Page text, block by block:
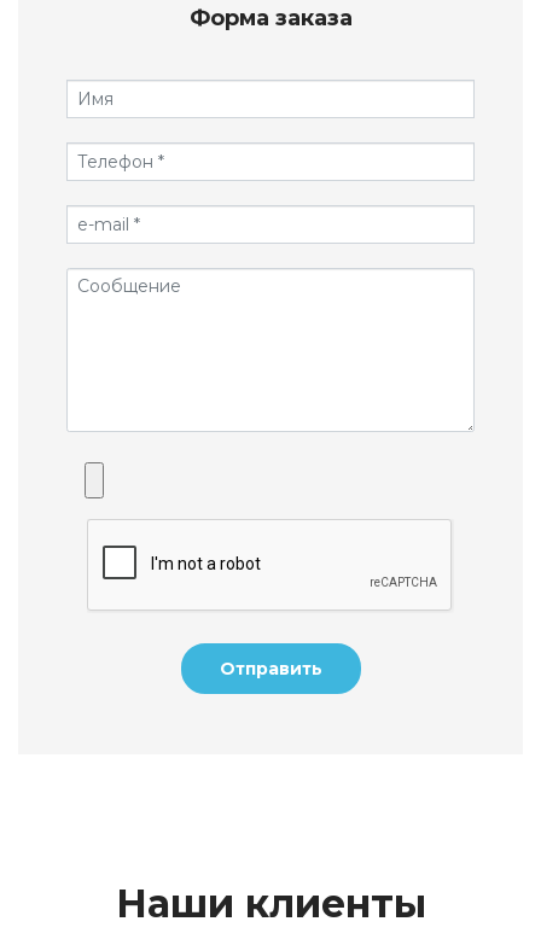
Форма заказа
Отправить
Наши клиенты